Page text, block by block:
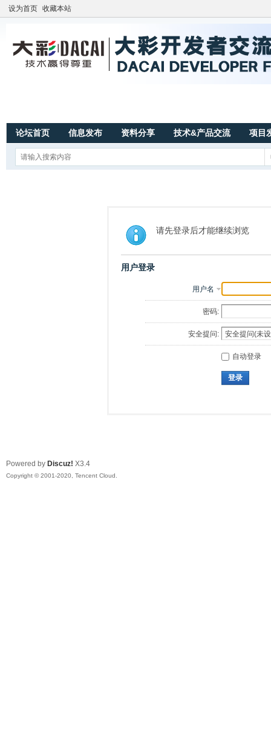
设为首页 收藏本站
论坛首页 信息发布 资料分享 技术&产品交流 项目
请先登录后才能继续浏览
用户登录
用户名
密码:
安全提问:
自动登录
登录
Powered by Discuz! X3.4
Copyright © 2001-2020, Tencent Cloud.